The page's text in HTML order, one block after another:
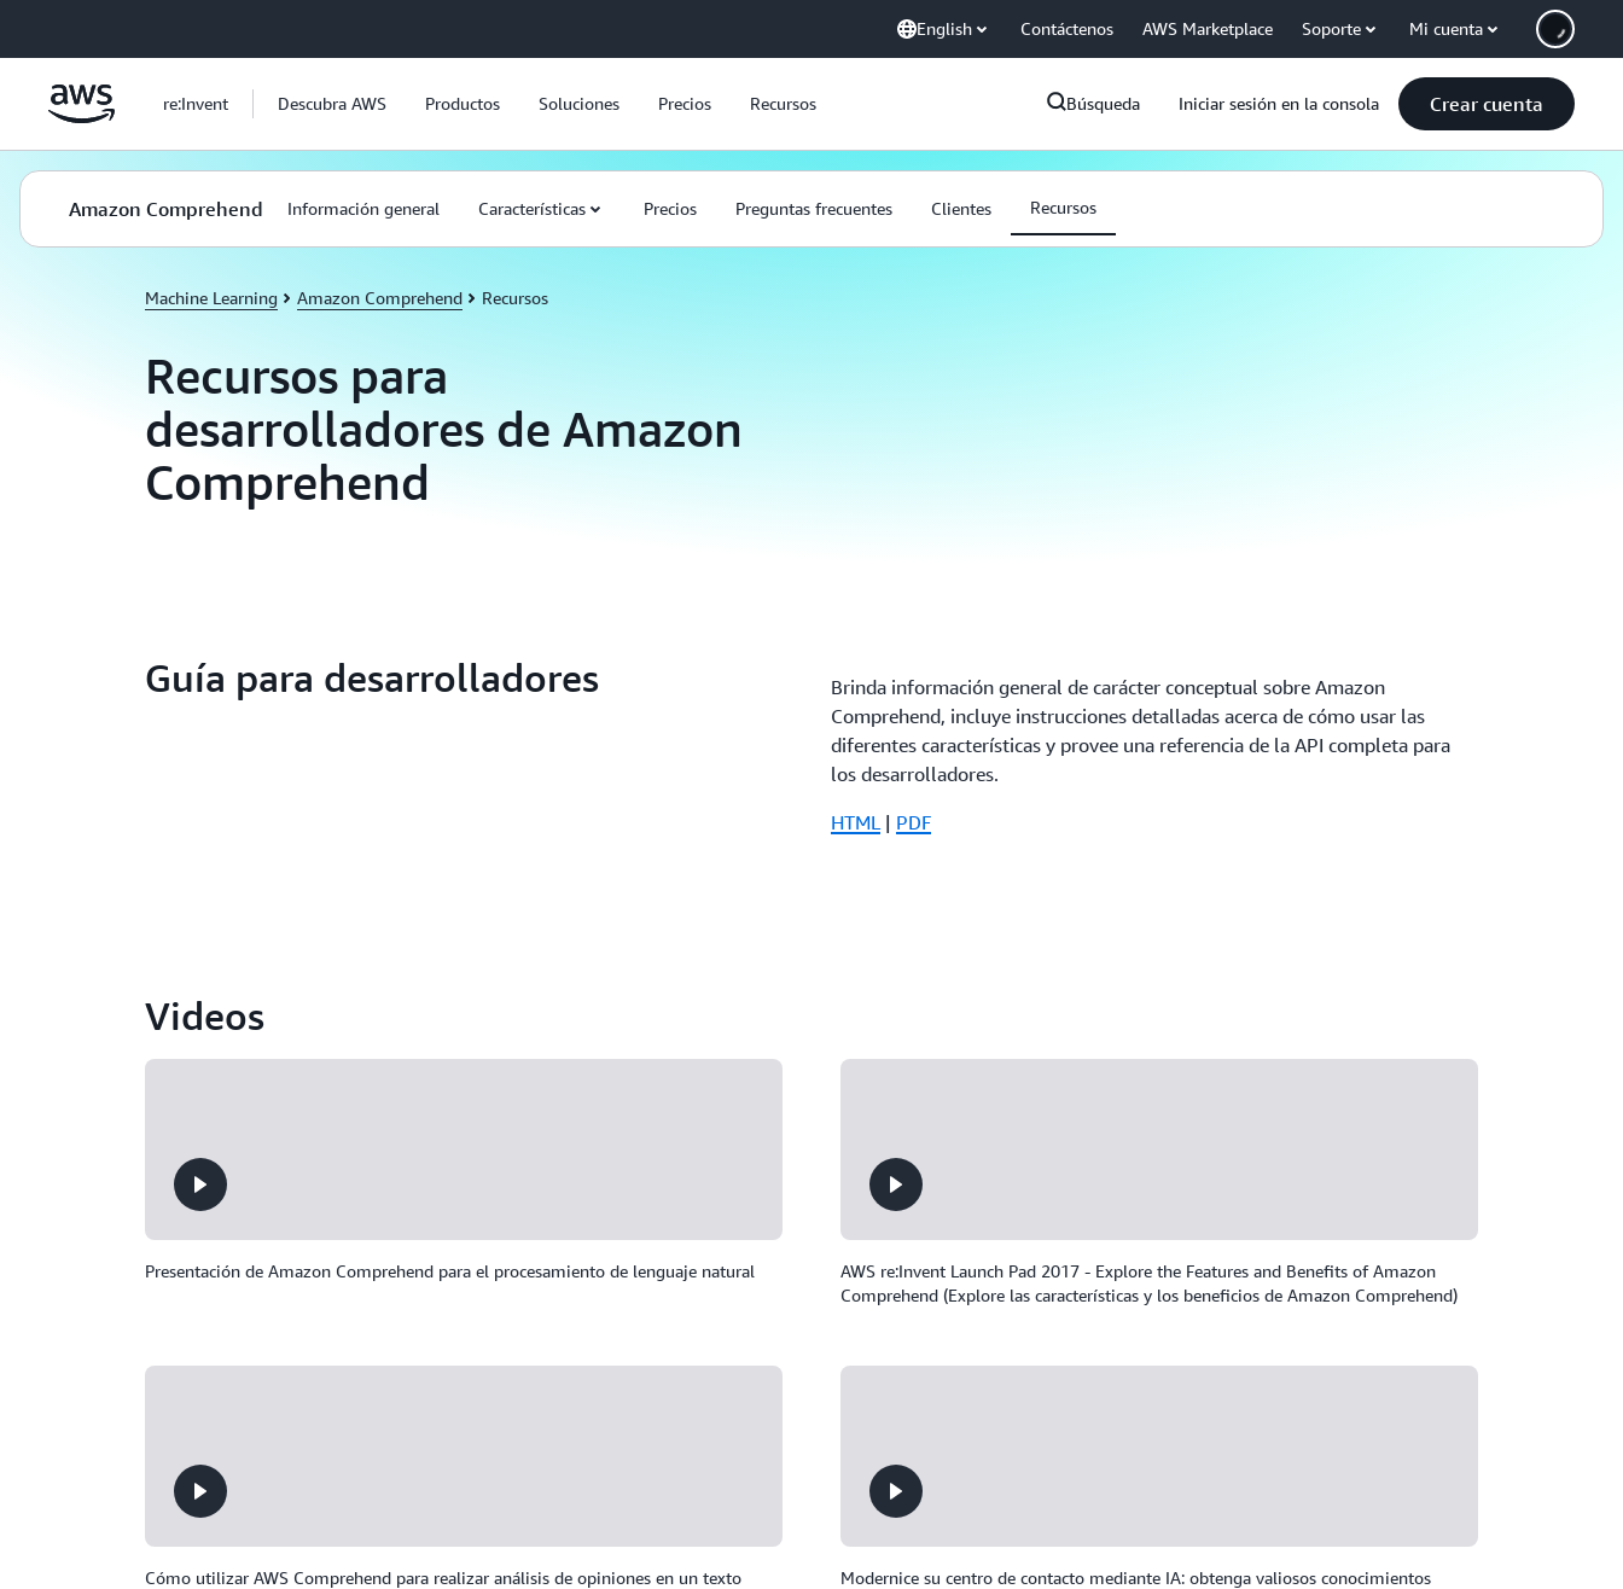
English Contáctenos AWS Marketplace Soporte Mi cuenta
re:Invent Descubra AWS Productos Soluciones Precios Recursos Búsqueda Iniciar sesión en la consola Crear cuenta
Amazon Comprehend Información general Características Precios Preguntas frecuentes Clientes Recursos
Machine Learning Amazon Comprehend Recursos
Recursos para
desarrolladores de Amazon
Comprehend
Guía para desarrolladores
Brinda información general de carácter conceptual sobre Amazon
Comprehend, incluye instrucciones detalladas acerca de cómo usar las
diferentes características y provee una referencia de la API completa para
los desarrolladores.
HTML| PDF
Videos
Presentación de Amazon Comprehend para el procesamiento de lenguaje natural
AWS re:Invent Launch Pad 2017 - Explore the Features and Benefits of Amazon
Comprehend (Explore las características y los beneficios de Amazon Comprehend)
Cómo utilizar AWS Comprehend para realizar análisis de opiniones en un texto
Modernice su centro de contacto mediante IA: obtenga valiosos conocimientos